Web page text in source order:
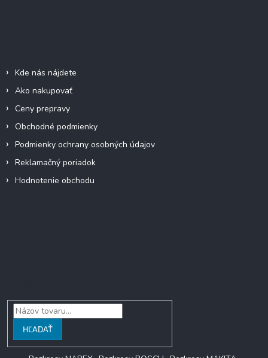
Kde nás nájdete
Ako nakupovať
Ceny prepravy
Obchodné podmienky
Podmienky ochrany osobných údajov
Reklamačný poriadok
Hodnotenie obchodu
HĽADAŤ